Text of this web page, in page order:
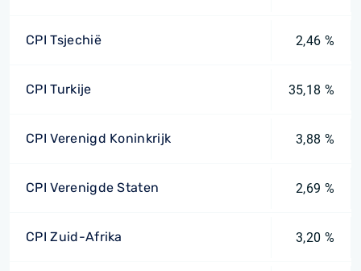
CPI Tsjechië 2,46 %
CPI Turkije 35,18 %
CPI Verenigd Koninkrijk 3,88 %
CPI Verenigde Staten 2,69 %
CPI Zuid-Afrika 3,20 %